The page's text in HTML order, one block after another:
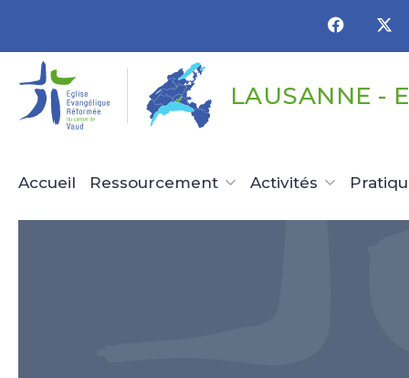
LAUSANNE -
Accueil Ressourcement Activités